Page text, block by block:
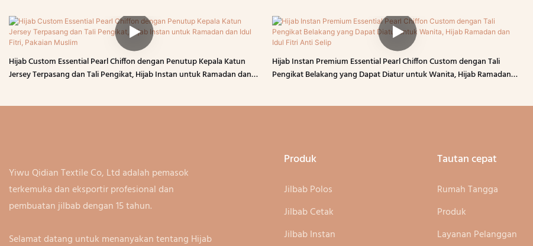
Hijab Custom Essential Pearl Chiffon dengan Penutup Kepala Katun
Jersey Terpasang dan Tali Pengikat, Hijab Instan untuk Ramadan dan
Hijab Instan Premium Essential Pearl Chiffon Custom dengan Tali
Pengikat Belakang yang Dapat Diatur untuk Wanita, Hijab Ramadan
Yiwu Qidian Textile Co, Ltd adalah pemasok
terkemuka dan eksportir profesional dan
pembuatan jilbab dengan 15 tahun.
Selamat datang untuk menanyakan tentang Hijab
Produk
Jilbab Polos
Jilbab Cetak
Jilbab Instan
Tautan cepat
Rumah Tangga
Produk
Layanan Pelanggan